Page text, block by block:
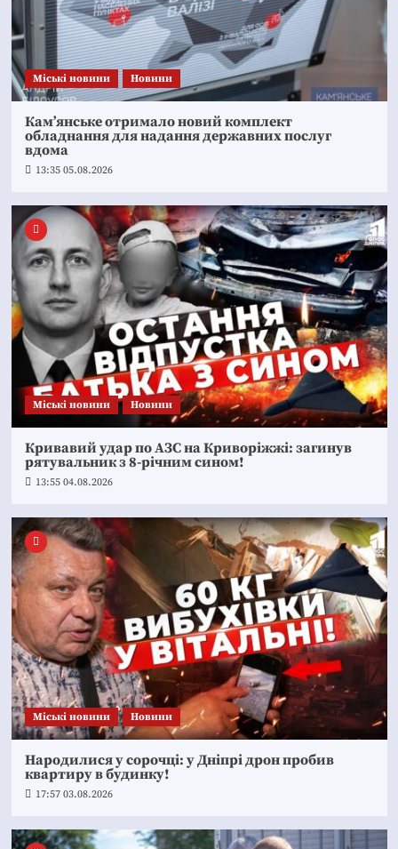
Mіські новини Новини
Кам’янське отримало новий комплект
обладнання для надання державних послуг
вдома
13:35 05.08.2026
Mіські новини Новини
Кривавий удар по АЗС на Криворіжжі: загинув
рятувальник з 8-річним сином!
13:55 04.08.2026
Mіські новини Новини
Народилися у сорочці: у Дніпрі дрон пробив
квартиру в будинку!
17:57 03.08.2026